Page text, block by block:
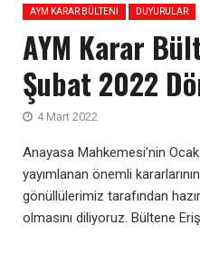
AYM KARAR BÜLTENI DUYURULAR
AYM Karar
Şubat 2022
4 Mart 2022
Anayasa Mahkemesi’nin
yayımlanan önemli
gönüllülerimiz tarafından
olmasını diliyoruz. Bültene